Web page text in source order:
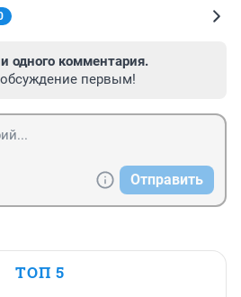
одного комментария.
первым!
Отправить
ТОП 5